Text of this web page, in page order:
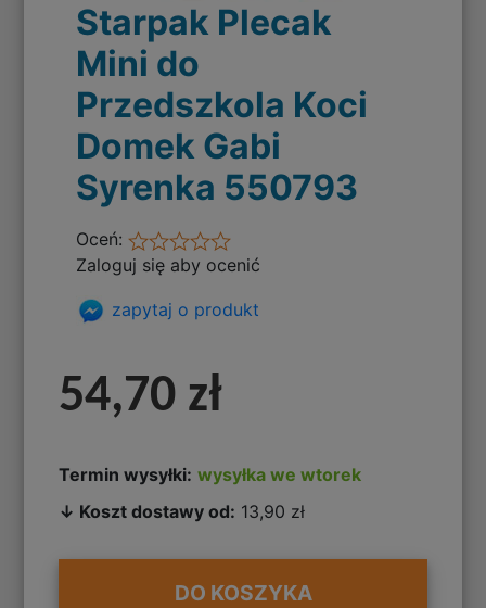
Starpak Plecak
Mini do
Przedszkola Koci
Domek Gabi
Syrenka 550793
Oceń:
Zaloguj się aby ocenić
zapytaj o produkt
54,70 zł
Termin wysyłki: wysyłka we wtorek
↓ Koszt dostawy od: 13,90 zł
DO KOSZYKA